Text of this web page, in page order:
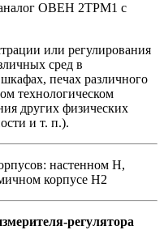
ОВЕН 2ТРМ1 с
или регулирования
сред в
печах различного
технологическом
других физических
и т. п.).
настенном Н,
корпусе Н2
регулятора